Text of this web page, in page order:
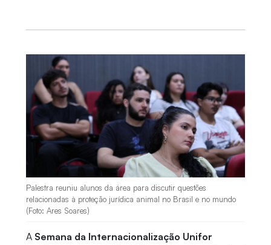
Palestra reuniu alunos da área para discutir questões
relacionadas à proteção jurídica animal no Brasil e no mundo
(Foto: Ares Soares)
A Semana da Internacionalização Unifor